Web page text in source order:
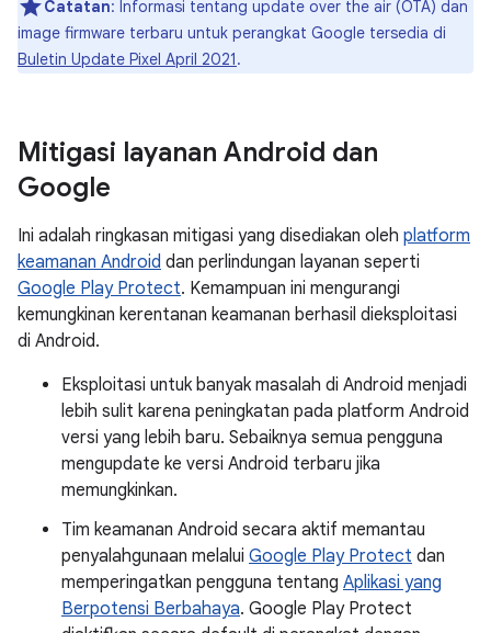
Catatan: Informasi tentang update over the air (OTA) dan
image firmware terbaru untuk perangkat Google tersedia di
Buletin Update Pixel April 2021.
Mitigasi layanan Android dan
Google
Ini adalah ringkasan mitigasi yang disediakan oleh platform
keamanan Android dan perlindungan layanan seperti
Google Play Protect. Kemampuan ini mengurangi
kemungkinan kerentanan keamanan berhasil dieksploitasi
di Android.
Eksploitasi untuk banyak masalah di Android menjadi
lebih sulit karena peningkatan pada platform Android
versi yang lebih baru. Sebaiknya semua pengguna
mengupdate ke versi Android terbaru jika
memungkinkan.
Tim keamanan Android secara aktif memantau
penyalahgunaan melalui Google Play Protect dan
memperingatkan pengguna tentang Aplikasi yang
Berpotensi Berbahaya. Google Play Protect